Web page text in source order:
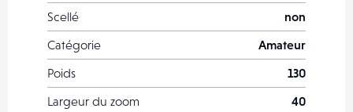
Scellé
non
Catégorie
Amateur
Poids
130
Largeur du zoom
40